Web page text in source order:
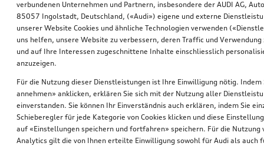
verbundenen Unternehmen und Partnern, insbesondere der AUDI AG,
85057 Ingolstadt, Deutschland, («Audi») eigene und externe
unserer Website Cookies und ähnliche Technologien verwenden
uns helfen, unsere Website zu verbessern, deren Traffic und Verwendung
und auf Ihre Interessen zugeschnittene Inhalte einschliesslich
anzuzeigen.
Für die Nutzung dieser Dienstleistungen ist Ihre Einwilligung nötig. Indem
annehmen» anklicken, erklären Sie sich mit der Nutzung aller
einverstanden. Sie können Ihr Einverständnis auch erklären, indem Sie
Schieberegler für jede Kategorie von Cookies klicken und diese
auf «Einstellungen speichern und fortfahren» speichern. Für die Nutzung
Analytics gilt die von Ihnen erteilte Einwilligung sowohl für Audi als auch